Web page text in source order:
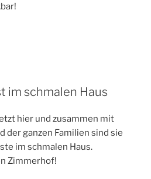
im schmalen Haus
hier und zusammen mit
der ganzen Familien sind sie
im schmalen Haus.
Zimmerhof!